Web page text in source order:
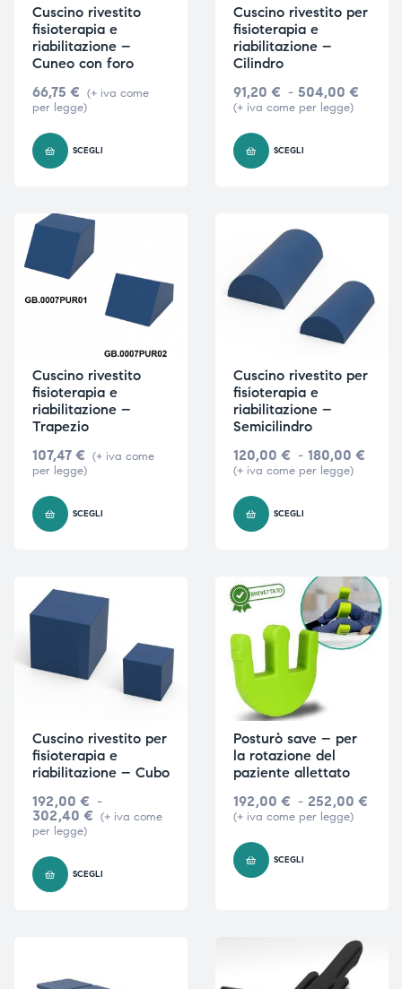
Cuscino rivestito
fisioterapia e
riabilitazione –
Cuneo con foro
66,75 € (+ iva come
per legge)
SCEGLI
Cuscino rivestito per
fisioterapia e
riabilitazione –
Cilindro
91,20 € - 504,00 €
(+ iva come per legge)
SCEGLI
Cuscino rivestito
fisioterapia e
riabilitazione –
Trapezio
107,47 € (+ iva come
per legge)
SCEGLI
Cuscino rivestito per
fisioterapia e
riabilitazione –
Semicilindro
120,00 € - 180,00 €
(+ iva come per legge)
SCEGLI
Cuscino rivestito per
fisioterapia e
riabilitazione – Cubo
192,00 € -
302,40 € (+ iva come
per legge)
SCEGLI
Posturò save – per
la rotazione del
paziente allettato
192,00 € - 252,00 €
(+ iva come per legge)
SCEGLI